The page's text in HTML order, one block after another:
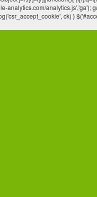
analytics.com/
ck) }